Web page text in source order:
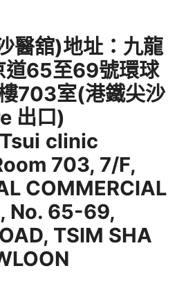
醫舘)地址 ：九龍
道65至69號環球
703室(港鐵尖沙
出口)
clinic
703, 7/F,
COMMERCIAL
No. 65-69,
TSIM SHA